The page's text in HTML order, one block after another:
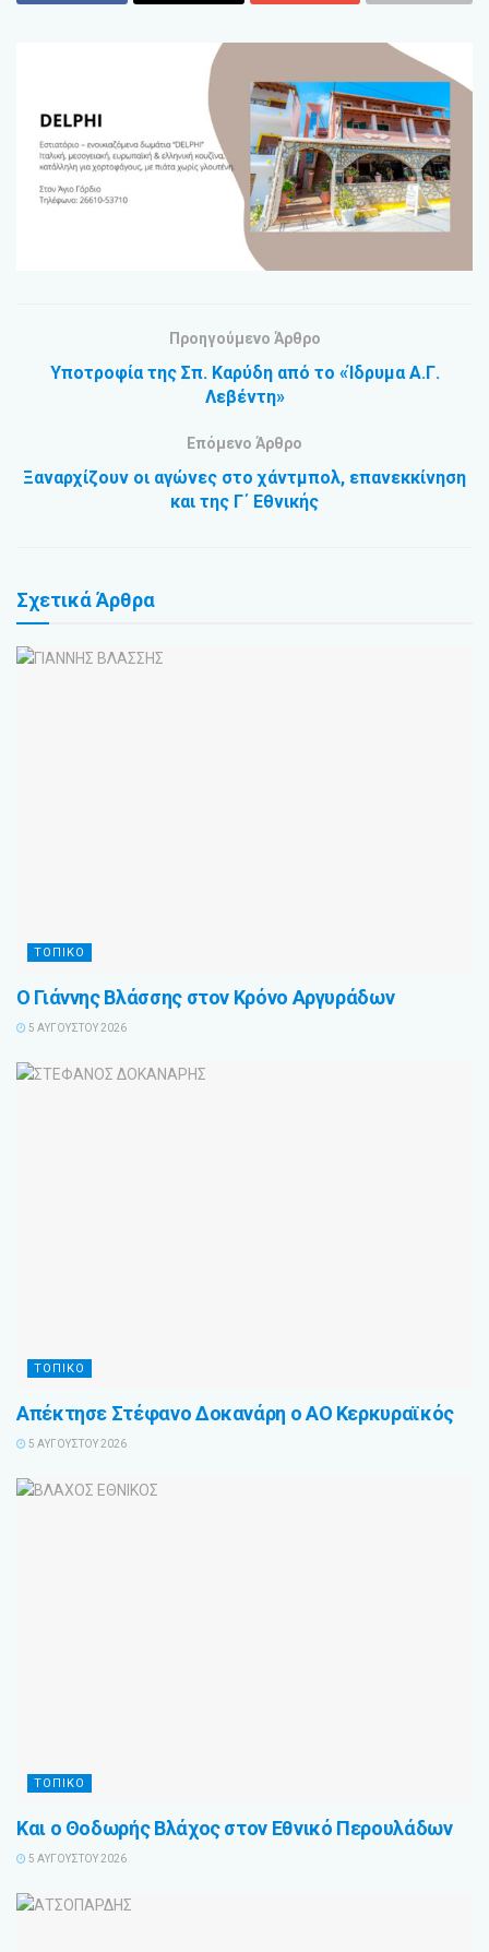
Προηγούμενο Άρθρο
Υποτροφία της Σπ. Καρύδη από το «Ίδρυμα Α.Γ.
Λεβέντη»
Επόμενο Άρθρο
Ξαναρχίζουν οι αγώνες στο χάντμπολ, επανεκκίνηση
και της Γ΄ Εθνικής
ΣχετικάΆρθρα
ΤΟΠΙΚΟ
Ο Γιάννης Βλάσσης στον Κρόνο Αργυράδων
5 ΑΥΓΟΎΣΤΟΥ 2026
ΤΟΠΙΚΟ
Απέκτησε Στέφανο Δοκανάρη ο ΑΟ Κερκυραϊκός
5 ΑΥΓΟΎΣΤΟΥ 2026
ΤΟΠΙΚΟ
Και ο Θοδωρής Βλάχος στον Εθνικό Περουλάδων
5 ΑΥΓΟΎΣΤΟΥ 2026